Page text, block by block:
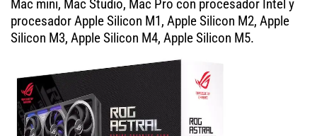
Mac mini, Mac Studio, Mac Pro con procesador Intel y
procesador Apple Silicon M1, Apple Silicon M2, Apple
Silicon M3, Apple Silicon M4, Apple Silicon M5.